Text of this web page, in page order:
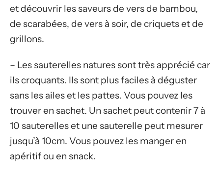
et découvrir les saveurs de vers de bambou,
de scarabées, de vers à soir, de criquets et de
grillons.
– Les sauterelles natures sont très apprécié car
ils croquants. Ils sont plus faciles à déguster
sans les ailes et les pattes. Vous pouvez les
trouver en sachet. Un sachet peut contenir 7 à
10 sauterelles et une sauterelle peut mesurer
jusqu’à 10cm. Vous pouvez les manger en
apéritif ou en snack.